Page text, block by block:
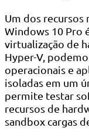
Um dos
Windows 10 Pro
virtualização de
Hyper-V,
operacionais e
isoladas em um
permite testar
recursos de
sandbox cargas